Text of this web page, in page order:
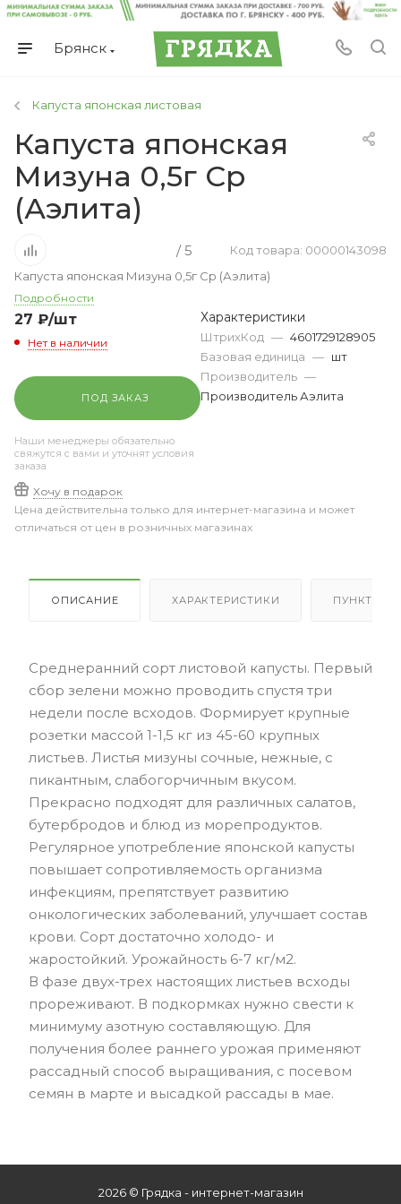
Брянск
Капуста японская листовая
Капуста японская
Мизуна 0,5г Ср
(Аэлита)
/ 5
Код товара: 00000143098
Капуста японская Мизуна 0,5г Ср (Аэлита)
Подробности
27 ₽/шт
Нет в наличии
ПОД ЗАКАЗ
Наши менеджеры обязательно
свяжутся с вами и уточнят условия
заказа
Хочу в подарок
Характеристики
ШтрихКод — 4601729128905
Базовая единица — шт
Производитель —
Производитель Аэлита
Цена действительна только для интернет-магазина и может
отличаться от цен в розничных магазинах
ОПИСАНИЕ ХАРАКТЕРИСТИКИ ПУНКТЫ
Среднеранний сорт листовой капусты. Первый
сбор зелени можно проводить спустя три
недели после всходов. Формирует крупные
розетки массой 1-1,5 кг из 45-60 крупных
листьев. Листья мизуны сочные, нежные, с
пикантным, слабогорчичным вкусом.
Прекрасно подходят для различных салатов,
бутербродов и блюд из морепродуктов.
Регулярное употребление японской капусты
повышает сопротивляемость организма
инфекциям, препятствует развитию
онкологических заболеваний, улучшает состав
крови. Сорт достаточно холодо- и
жаростойкий. Урожайность 6-7 кг/м2.
В фазе двух-трех настоящих листьев всходы
прореживают. В подкормках нужно свести к
минимуму азотную составляющую. Для
получения более раннего урожая применяют
рассадный способ выращивания, с посевом
семян в марте и высадкой рассады в мае.
2026 © Грядка - интернет-магазин